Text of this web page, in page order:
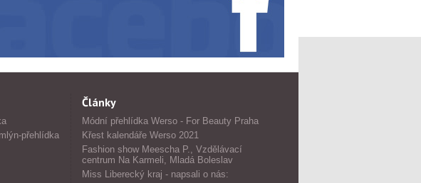
přehlídka
Články
Módní přehlídka Werso - For Beauty Praha
Křest kalendáře Werso 2021
Fashion show Meescha P., Vzdělávací
centrum Na Karmeli, Mladá Boleslav
Miss Liberecký kraj - napsali o nás: